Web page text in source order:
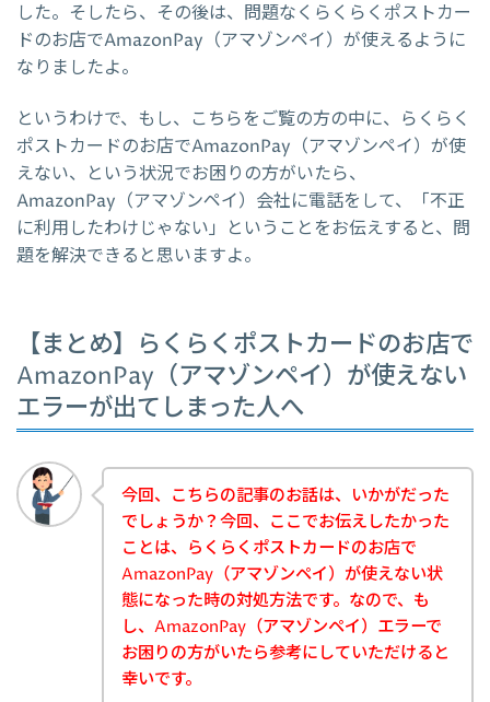
した。そしたら、その後は、問題なくらくらくポストカー
ドのお店でAmazonPay（アマゾンペイ）が使えるように
なりましたよ。
というわけで、もし、こちらをご覧の方の中に、らくらく
ポストカードのお店でAmazonPay（アマゾンペイ）が使
えない、という状況でお困りの方がいたら、
AmazonPay（アマゾンペイ）会社に電話をして、「不正
に利用したわけじゃない」ということをお伝えすると、問
題を解決できると思いますよ。
【まとめ】らくらくポストカードのお店で
AmazonPay（アマゾンペイ）が使えない
エラーが出てしまった人へ
今回、こちらの記事のお話は、いかがだった
でしょうか？今回、ここでお伝えしたかった
ことは、らくらくポストカードのお店で
AmazonPay（アマゾンペイ）が使えない状
態になった時の対処方法です。なので、も
し、AmazonPay（アマゾンペイ）エラーで
お困りの方がいたら参考にしていただけると
幸いです。